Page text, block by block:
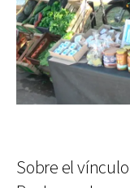
Sobre el